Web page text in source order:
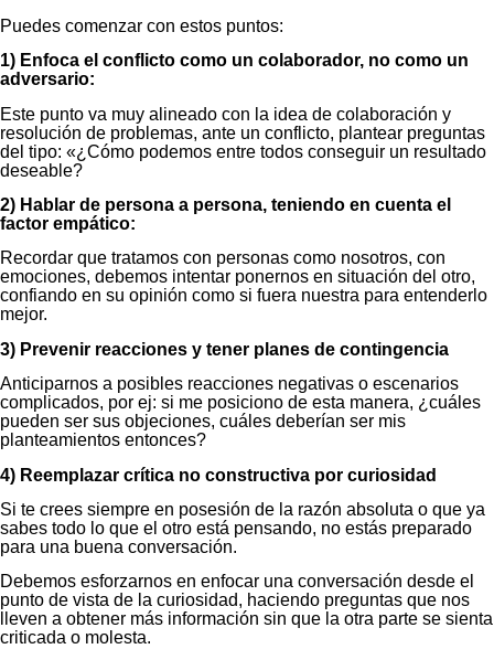
Puedes comenzar con estos puntos:
1) Enfoca el conflicto como un colaborador, no como un
adversario:
Este punto va muy alineado con la idea de colaboración y
resolución de problemas, ante un conflicto, plantear preguntas
del tipo: «¿Cómo podemos entre todos conseguir un resultado
deseable?
2) Hablar de persona a persona, teniendo en cuenta el
factor empático:
Recordar que tratamos con personas como nosotros, con
emociones, debemos intentar ponernos en situación del otro,
confiando en su opinión como si fuera nuestra para entenderlo
mejor.
3) Prevenir reacciones y tener planes de contingencia
Anticiparnos a posibles reacciones negativas o escenarios
complicados, por ej: si me posiciono de esta manera, ¿cuáles
pueden ser sus objeciones, cuáles deberían ser mis
planteamientos entonces?
4) Reemplazar crítica no constructiva por curiosidad
Si te crees siempre en posesión de la razón absoluta o que ya
sabes todo lo que el otro está pensando, no estás preparado
para una buena conversación.
Debemos esforzarnos en enfocar una conversación desde el
punto de vista de la curiosidad, haciendo preguntas que nos
lleven a obtener más información sin que la otra parte se sienta
criticada o molesta.